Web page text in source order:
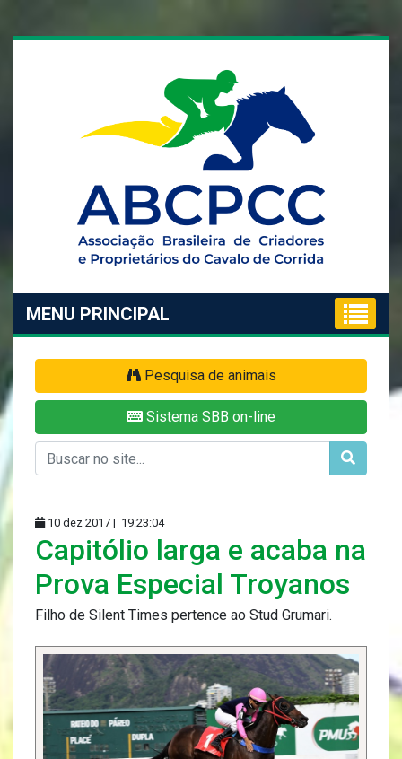
MENU PRINCIPAL
Pesquisa de animais
Sistema SBB on-line
10 dez 2017 | 19:23:04
Capitólio larga e acaba na
Prova Especial Troyanos
Filho de Silent Times pertence ao Stud Grumari.